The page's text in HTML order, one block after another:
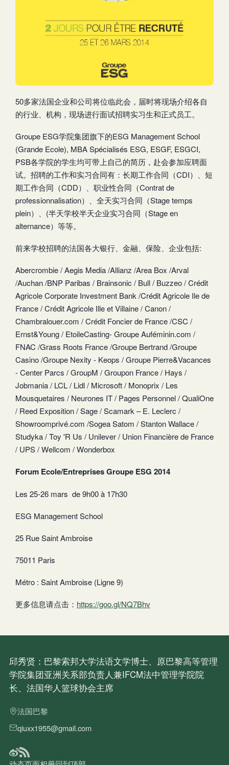
50多家法国企业和公司将位临此会，届时将现场介绍各自
的行业、机构，现场进行面试招聘实习生和正式员工。
Groupe ESG学院集团旗下的ESG Management School
(Grande Ecole), MBA Spécialisés ESG, ESGF, ESGCI,
PSB各学院的学生均可带上自己的简历，赴会参加应聘面
试。招聘的工作和实习合同有：长期工作合同（CDI）、短
期工作合同（CDD）、职业性合同（Contrat de
professionnalisation）、全天实习合同（Stage temps
plein）、(半天学校半天企业实习合同（Stage en
alternance）等等。
前来学校招聘的法国各大银行、金融、保险、企业包括:
Abercrombie / Aegis Media /Allianz /Area Box /Arval
/Auchan /BNP Paribas / Brainsonic / Bull / Buzzeo / Crédit
Agricole Corporate Investment Bank /Crédit Agricole Ile de
France / Crédit Agricole Ille et Villaine / Canon /
Chambralouer.com / Crédit Foncier de France /CSC /
Ernst&Young / EtoileCasting- Groupe Auféminin.com /
FNAC /Grass Roots France /Groupe Bertrand /Groupe
Casino /Groupe Nexity - Keops / Groupe Pierre&Vacances
- Center Parcs / GroupM / Groupon France / Hays /
Jobmania / LCL / Lidl / Microsoft / Monoprix / Les
Mousquetaires / Neurones IT / Pages Personnel / QualiOne
/ Reed Exposition / Sage / Scamark – E. Leclerc /
Showroomprivé.com /Sogea Satom / Stanton Wallace /
Studyka / Toy 'R Us / Unilever / Union Financière de France
/ UPS / Wellcom / Wonderbox
Forum Ecole/Entreprises Groupe ESG 2014
Les 25-26 mars de 9h00 à 17h30
ESG Management School
25 Rue Saint Ambroise
75011 Paris
Métro : Saint Ambroise (Ligne 9)
更多信息请点击： https://goo.gl/NQ7Bhv
邱秀贤：巴黎索邦大学法语文学博士、原巴黎高等管理
学院集团亚洲关系部负责人兼IFCM法中管理学院院
长、法国华人篮球协会主席
法国巴黎
qiuxx1955@gmail.com